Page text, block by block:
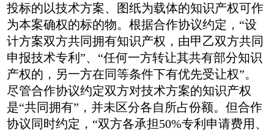
投标的以技术方案、图纸为载体的知识产权可作
为本案确权的标的物。根据合作协议约定，“设
计方案双方共同拥有知识产权，由甲乙双方共同
申报技术专利”、“任何一方转让其共有部分知识
产权的，另一方在同等条件下有优先受让权”。
尽管合作协议约定双方对技术方案的知识产权
是“共同拥有”，并未区分各自所占份额。但合作
协议同时约定，“双方各承担50%专利申请费用、